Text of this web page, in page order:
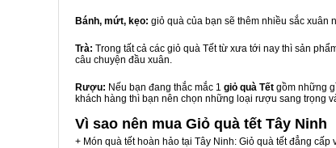
Bánh, mứt, kẹo: giỏ quà của bạn sẽ thêm nhiều sắc
Trà: Trong tất cả các giỏ quà Tết từ xưa tới nay thì sản
câu chuyện đầu xuân.
Rượu: Nếu bạn đang thắc mắc 1 giỏ quà Tết gồm những
khách hàng thì bạn nên chọn những loại rượu sang trọng
Vì sao nên mua Giỏ quà tết Tây Ninh
+ Món quà tết hoàn hảo tại Tây Ninh: Giỏ quà tết đẳng cấp